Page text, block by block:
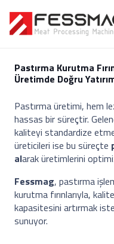
Pastırma Kurutma
Üretimde Doğru
Pastırma üretimi, hem
hassas bir süreçtir.
kaliteyi standardize
üreticileri ise bu süreçte
alarak üretimlerini
Fessmag, pastırma
kurutma fırınlarıyla,
kapasitesini artırmak
sunuyor.